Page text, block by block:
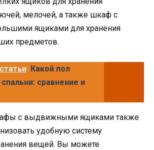
мелочей, а также шкаф с
ящиками для хранения
предметов.
Какой пол
сравнение и
с выдвижными ящиками также
удобную систему
вещей. Вы можете